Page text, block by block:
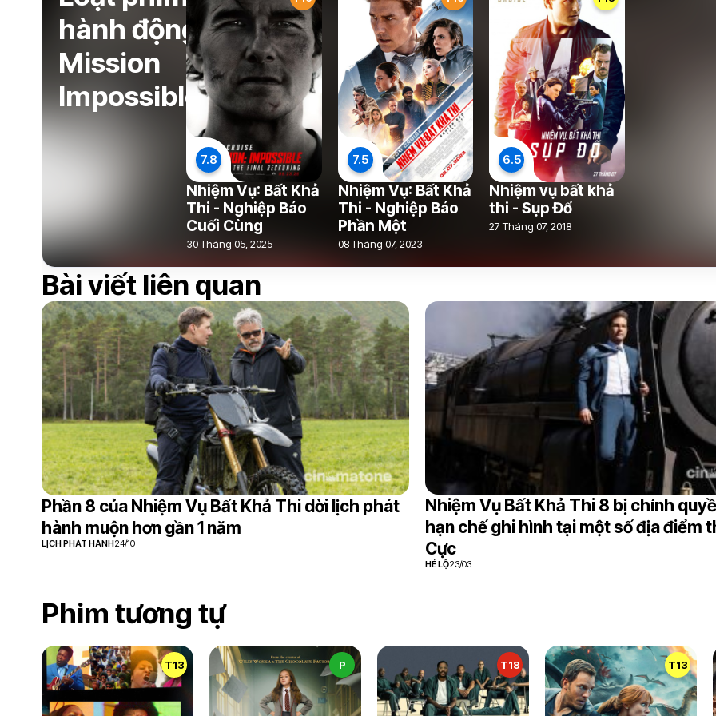
hành động
Mission
Impossible
7.8
Nhiệm Vụ: Bất Khả
Thi - Nghiệp Báo
Cuối Cùng
30 Tháng 05, 2025
7.5
Nhiệm Vụ: Bất Khả
Thi - Nghiệp Báo
Phần Một
08 Tháng 07, 2023
6.5
Nhiệm vụ bất khả
thi - Sụp Đổ
27 Tháng 07, 2018
Bài viết liên quan
Phần 8 của Nhiệm Vụ Bất Khả Thi dời lịch phát
hành muộn hơn gần 1 năm
LỊCH PHÁT HÀNH24/10
Nhiệm Vụ Bất Khả Thi 8 bị chính
hạn chế ghi hình tại một số địa điểm
Cực
HÉ LỘ23/03
Phim tương tự
T13 P T18 T13